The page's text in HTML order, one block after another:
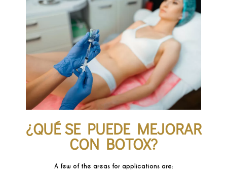
¿QUÉ SE PUEDE MEJORAR
CON BOTOX?
A few of the areas for applications are: